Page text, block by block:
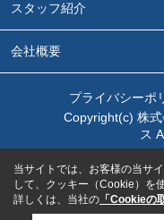
スタッフ紹介
会社概要
プライバシーポ
Copyright(c) 株
ス
当サイトでは、お客様の当サ
して、クッキー（Cookie）を
詳しくは、当社の 「Cookieの